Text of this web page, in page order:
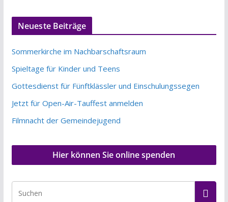
Neueste Beiträge
Sommerkirche im Nachbarschaftsraum
Spieltage für Kinder und Teens
Gottesdienst für Fünftklässler und Einschulungssegen
Jetzt für Open-Air-Tauffest anmelden
Filmnacht der Gemeindejugend
Hier können Sie online spenden